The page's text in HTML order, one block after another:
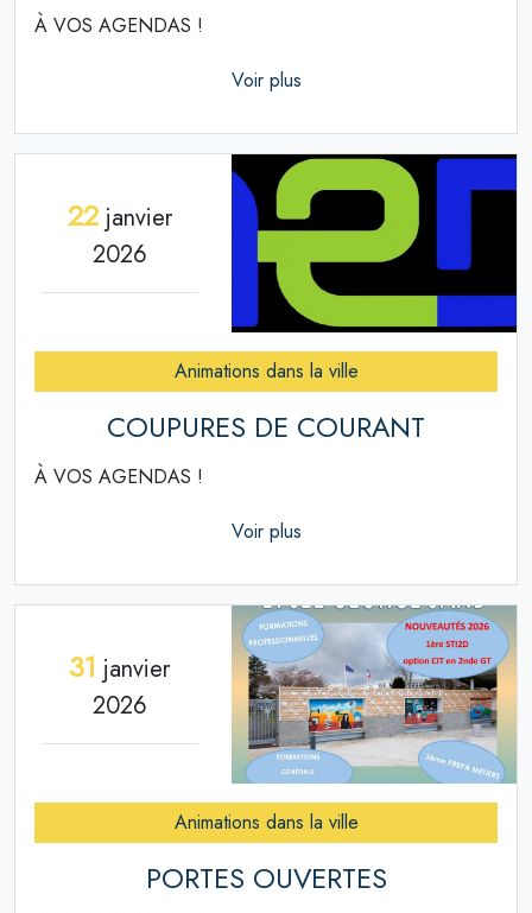
À VOS AGENDAS !
Voir plus
22janvier
2026
Animations dans la ville
COUPURES DE COURANT
À VOS AGENDAS !
Voir plus
31 janvier
2026
Animations dans la ville
PORTES OUVERTES